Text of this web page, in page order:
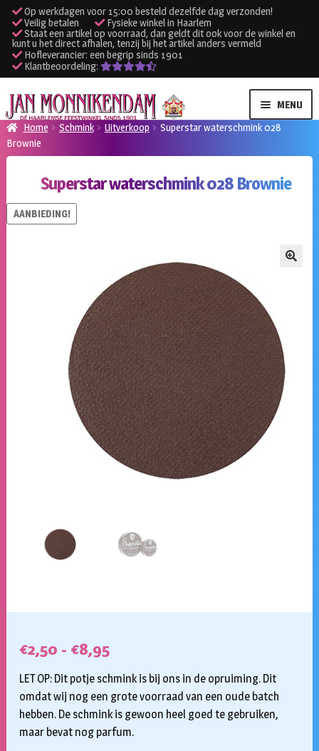
Op werkdagen voor 15:00 besteld dezelfde dag verzonden!
Veilig betalen
Fysieke winkel in Haarlem
Staat een artikel op voorraad, dan geldt dit ook voor de winkel en
kunt u het direct afhalen, tenzij bij het artikel anders vermeld
Hofleverancier: een begrip sinds 1901
Klantbeoordeling:
Ga
door
naar
navigatie
Ga
naar
de
inhoud
MENU
Verhuur kleding
Verhuur apparatuur
Onze winkel
Home Schmink Uitverkoop
Superstar waterschmink 028
Brownie
Superstar waterschmink 028 Brownie
AANBIEDING!
€2,50 - €8,95Prijsklasse:
€2,50
tot
€8,95
LET OP: Dit potje schmink is bij ons in de opruiming. Dit
omdat wij nog een grote voorraad van een oude batch
hebben. De schmink is gewoon heel goed te gebruiken,
maar bevat nog parfum.